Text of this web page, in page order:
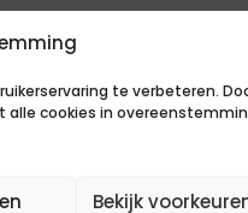
te verbeteren.
cookies in
Bekijk